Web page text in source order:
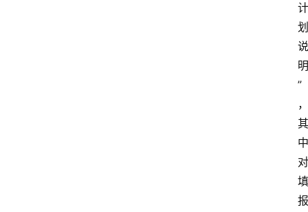
计
划
说
明
”
，
其
中
对
填
报